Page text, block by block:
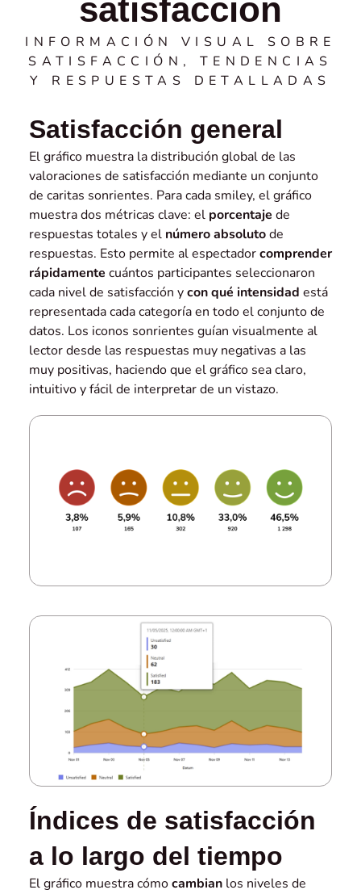
satisfacción
INFORMACIÓN VISUAL SOBRE
SATISFACCIÓN, TENDENCIAS
Y RESPUESTAS DETALLADAS
Satisfacción general
El gráfico muestra la distribución global de las
valoraciones de satisfacción mediante un conjunto
de caritas sonrientes. Para cada smiley, el gráfico
muestra dos métricas clave: el porcentaje de
respuestas totales y el número absolutode
respuestas. Esto permite al espectadorcomprender
rápidamente cuántos participantes seleccionaron
cada nivel de satisfacción ycon qué intensidad está
representada cada categoría en todo el conjunto de
datos. Los iconos sonrientes guían visualmente al
lector desde las respuestas muy negativas a las
muy positivas, haciendo que el gráfico sea claro,
intuitivo y fácil de interpretar de un vistazo.
Índices de satisfacción
a lo largo del tiempo
El gráfico muestra cómocambian los niveles de